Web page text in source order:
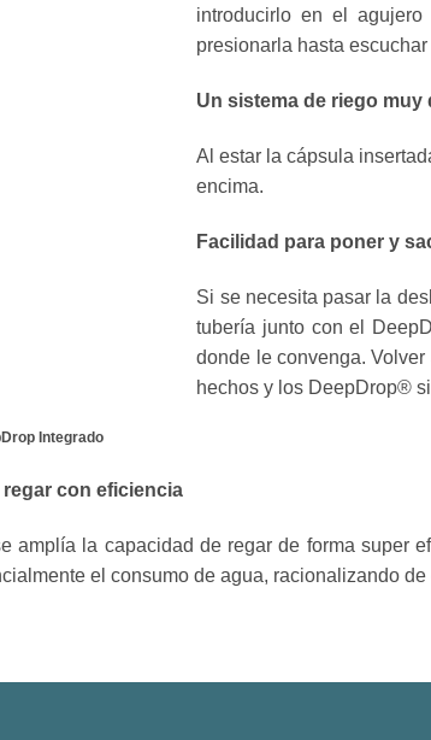
Integrado
introducirlo en el
presionarla hasta
Un sistema de riego muy
Al estar la cápsula
encima.
Facilidad para poner y
Si se necesita pasar la
tubería junto con el
donde le convenga.
hechos y los DeepDrop®
con eficiencia
amplía la capacidad de regar de forma super
el consumo de agua, racionalizando